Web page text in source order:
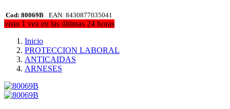
Cod: 80069B EAN: 8430877035041
visto 1 vez en las últimas 24 horas
Inicio
PROTECCION LABORAL
ANTICAIDAS
ARNESES